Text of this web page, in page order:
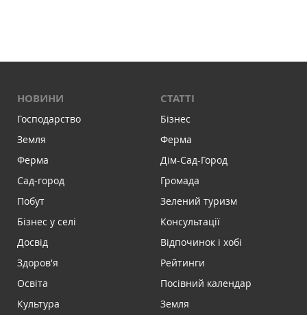
НОВИНИ
Господарство
Земля
Ферма
Сад-город
Побут
Бізнес у селі
Досвід
Здоров'я
Освіта
Культура
СТАТТІ
Бізнес
Ферма
Дім-Сад-Город
Громада
Зелений туризм
Консультації
Відпочинок і хобі
Рейтинги
Посівний календар
Земля